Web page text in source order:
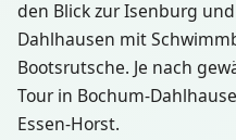
den Blick zur Isenburg
Dahlhausen mit
Bootsrutsche. Je nach
Tour in Bochum-
Essen-Horst.